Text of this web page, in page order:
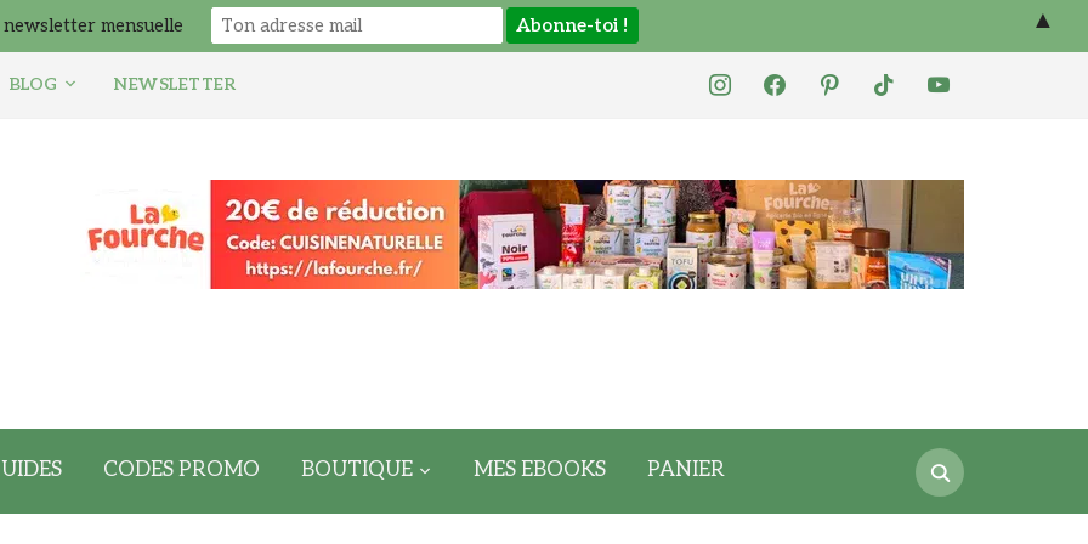
instagramfacebookpinteresttiktok youtube
BLOG NEWSLETTER
Search
for:
CODES PROMO BOUTIQUE MES EBOOKS PANIER
newsletter mensuelle ▲